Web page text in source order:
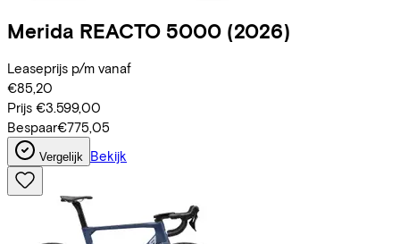
Merida REACTO 5000 (2026)
Leaseprijs p/m vanaf
€85,20
Prijs €3.599,00
Bespaar€775,05
Vergelijk Bekijk